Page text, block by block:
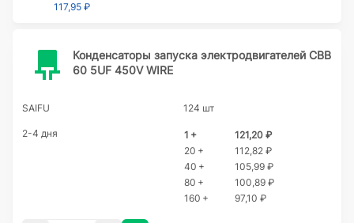
117,95 ₽
Конденсаторы запуска электродвигателей CBB
60 5UF 450V WIRE
SAIFU 124 шт
2-4 дня 1 +
121,20 ₽
20 +
112,82 ₽
40 +
105,99 ₽
80 +
100,89 ₽
160 +
97,10 ₽